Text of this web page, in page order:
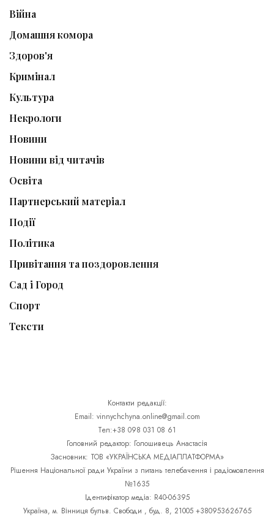
Війна
Домашня комора
Здоров'я
Кримінал
Культура
Некрологи
Новини
Новини від читачів
Освіта
Партнерський матеріал
Події
Політика
Привітання та поздоровлення
Сад і Город
Спорт
Тексти
Контакти редакції:
Email: vinnychchyna.online@gmail.com
Тел:+38 098 031 08 61
Головний редактор: Голошивець Анастасія
Засновник: ТОВ «УКРАЇНСЬКА МЕДІАПЛАТФОРМА»
Рішення Національної ради України з питань телебачення і радіомовлення
№1635
Ідентифікатор медіа: R40-06395
Україна, м. Вінниця бульв. Свободи , буд. 8, 21005 +380953626765